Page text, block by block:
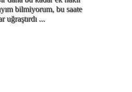
bilmiyorum, bu saate
uğraştırdı ...